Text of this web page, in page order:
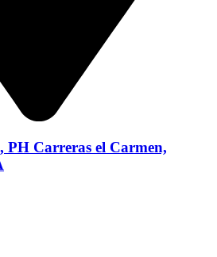
PH Carreras el Carmen,